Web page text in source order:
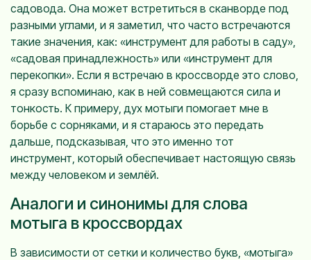
садовода. Она может встретиться в сканворде под
разными углами, и я заметил, что часто встречаются
такие значения, как: «инструмент для работы в саду»,
«садовая принадлежность» или «инструмент для
перекопки». Если я встречаю в кроссворде это слово,
я сразу вспоминаю, как в ней совмещаются сила и
тонкость. К примеру, дух мотыги помогает мне в
борьбе с сорняками, и я стараюсь это передать
дальше, подсказывая, что это именно тот
инструмент, который обеспечивает настоящую связь
между человеком и землёй.
Аналоги и синонимы для слова
мотыга в кроссвордах
В зависимости от сетки и количество букв, «мотыга»